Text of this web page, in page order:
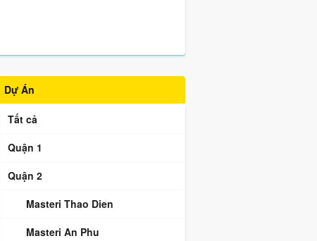
Dự Án
Tất cả
Quận 1
Quận 2
Masteri Thao Dien
Masteri An Phu